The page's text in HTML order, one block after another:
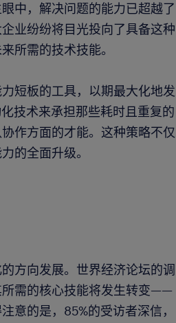
中，解决问题的能力已超越了
业纷纷将目光投向了具备这种
所需的技术技能。
短板的工具，以期最大化地发
技术来承担那些耗时且重复的
作方面的才能。这种策略不仅
的全面升级。
方向发展。世界经济论坛的调
所需的核心技能将发生转变——
意的是，85%的受访者深信，